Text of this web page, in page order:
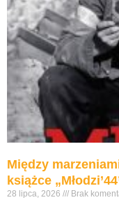
Między
książce
28 lipca, 2026 Brak